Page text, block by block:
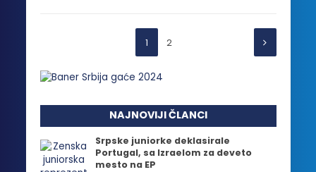
1 2
NAJNOVIJI ČLANCI
Srpske juniorke deklasirale
Portugal, sa Izraelom za deveto
mesto na EP